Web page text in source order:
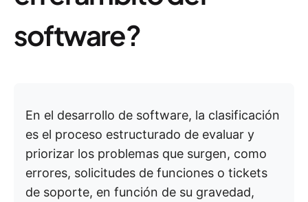
software?
En el desarrollo de software, la clasificación
es el proceso estructurado de evaluar y
priorizar los problemas que surgen, como
errores, solicitudes de funciones o tickets
de soporte, en función de su gravedad,